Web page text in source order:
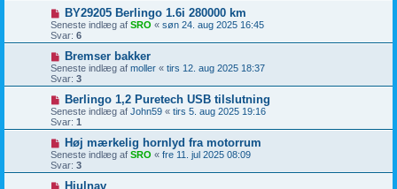
BY29205 Berlingo 1.6i 280000 km
Seneste indlæg af SRO « søn 24. aug 2025 16:45
Svar: 6
Bremser bakker
Seneste indlæg af moller « tirs 12. aug 2025 18:37
Svar: 3
Berlingo 1,2 Puretech USB tilslutning
Seneste indlæg af John59 « tirs 5. aug 2025 19:16
Svar: 1
Høj mærkelig hornlyd fra motorrum
Seneste indlæg af SRO « fre 11. jul 2025 08:09
Svar: 3
Hjulnav